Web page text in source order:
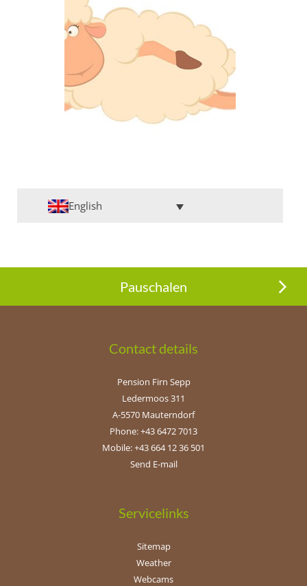
English
Pauschalen
Contact details
Pension Firn Sepp
Ledermoos 311
A-5570 Mauterndorf
Phone: +43 6472 7013
Mobile: +43 664 12 36 501
Send E-mail
Servicelinks
Sitemap
Weather
Webcams